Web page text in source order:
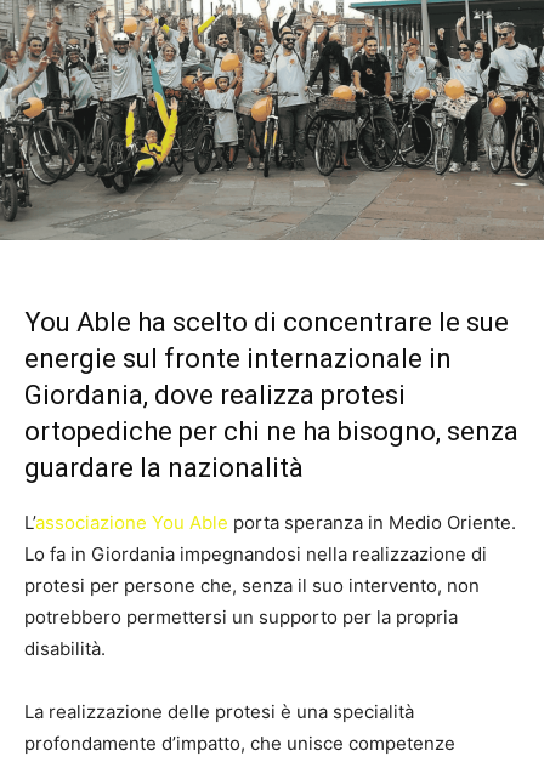
You Able ha scelto di concentrare le sue
energie sul fronte internazionale in
Giordania, dove realizza protesi
ortopediche per chi ne ha bisogno, senza
guardare la nazionalità
L’associazione You Able porta speranza in Medio Oriente.
Lo fa in Giordania impegnandosi nella realizzazione di
protesi per persone che, senza il suo intervento, non
potrebbero permettersi un supporto per la propria
disabilità.
La realizzazione delle protesi è una specialità
profondamente d’impatto, che unisce competenze